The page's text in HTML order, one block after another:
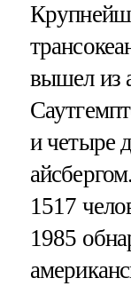
вышел из
и четыре
1517
1985